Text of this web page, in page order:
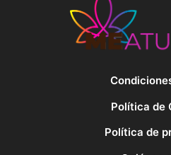
Política de
Política de